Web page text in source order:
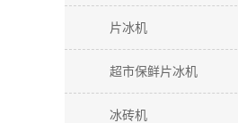
片冰机
超市保鲜片冰机
冰砖机